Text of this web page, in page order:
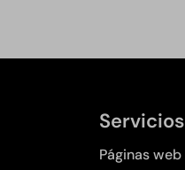
Servicios
Páginas web